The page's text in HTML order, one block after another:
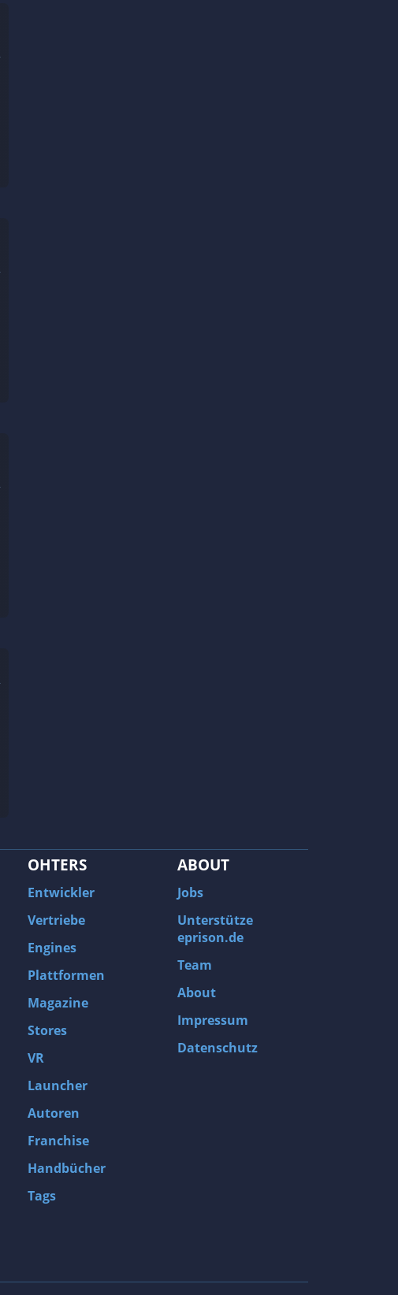
OHTERS
Entwickler
Vertriebe
Engines
Plattformen
Magazine
Stores
VR
Launcher
Autoren
Franchise
Handbücher
Tags
ABOUT
Jobs
Unterstütze
eprison.de
Team
About
Impressum
Datenschutz